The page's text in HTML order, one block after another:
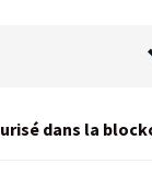
dans la